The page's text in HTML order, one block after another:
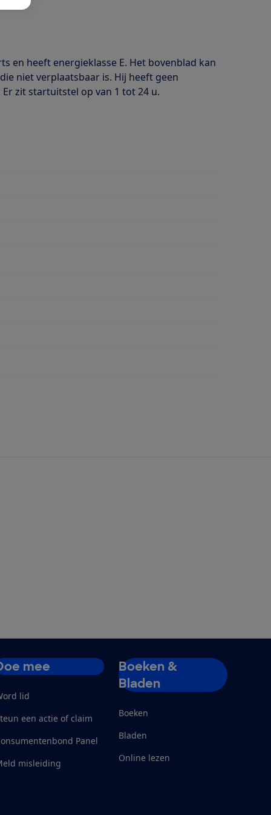
en heeft energieklasse E. Het bovenblad kan
niet verplaatsbaar is. Hij heeft geen
zit startuitstel op van 1 tot 24 u.
mee
lid
een actie of claim
Panel
misleiding
Boeken &
Bladen
Boeken
Bladen
Online lezen